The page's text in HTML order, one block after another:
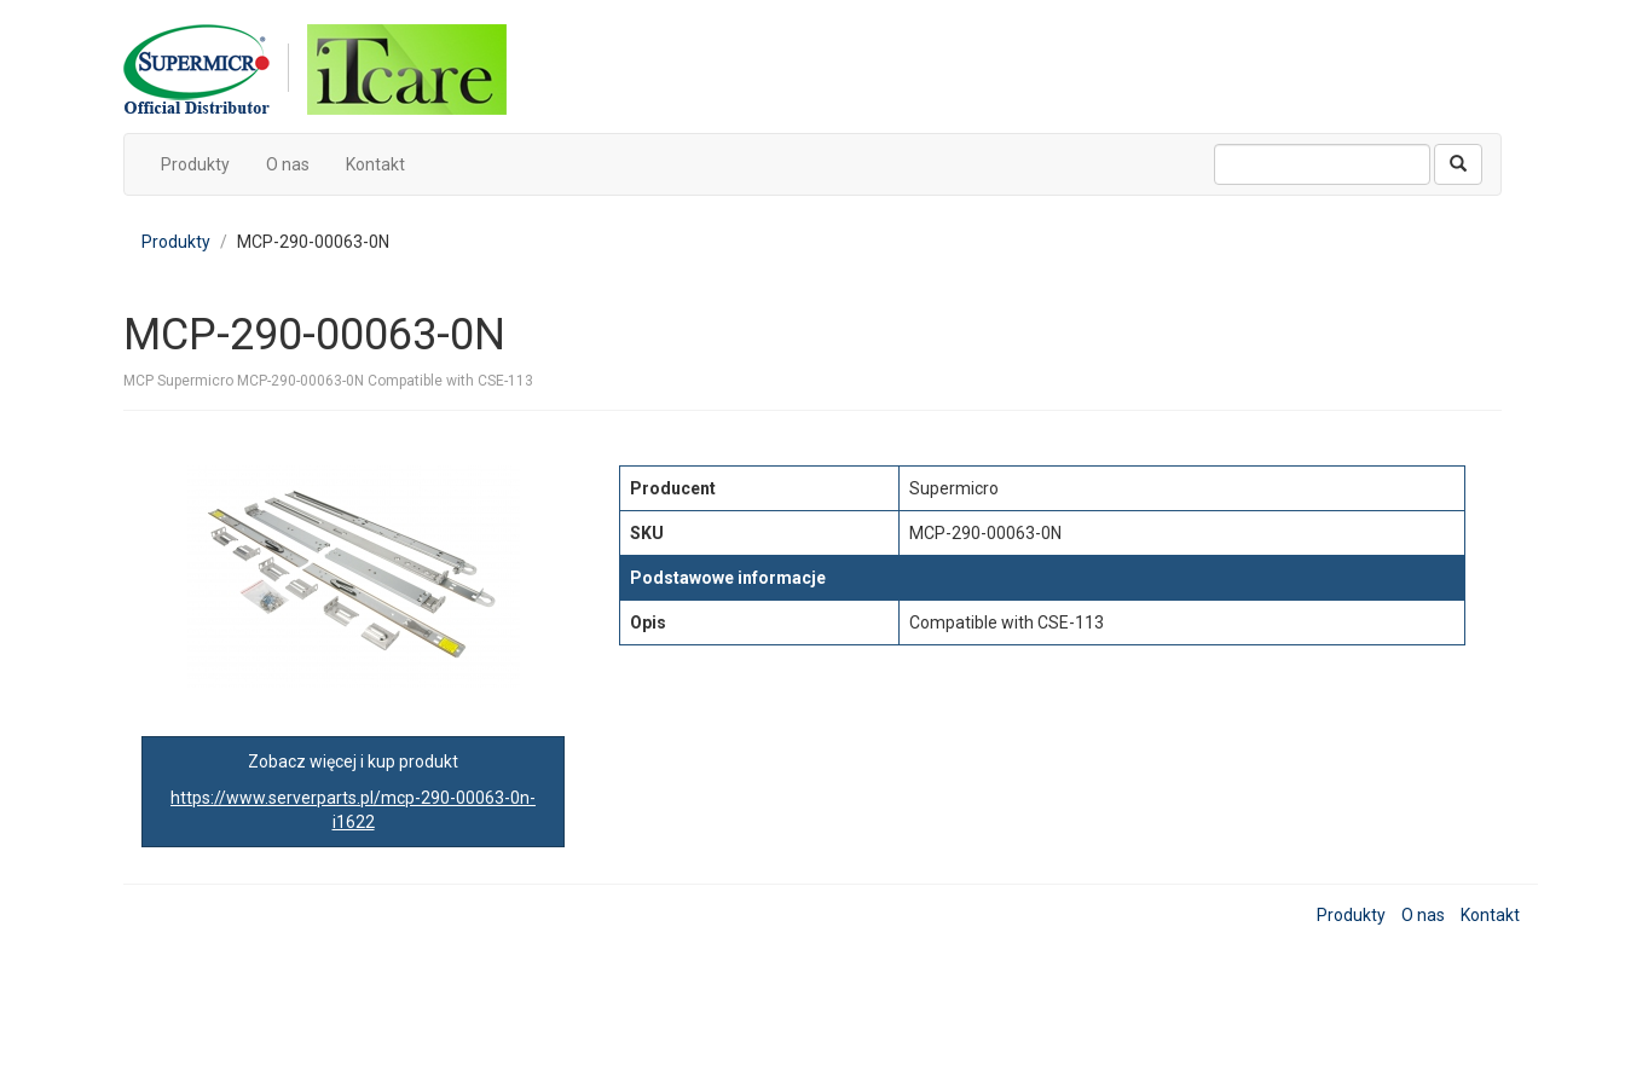
Produkty O nas Kontakt
Produkty MCP-290-00063-0N
MCP-290-00063-0N
MCP Supermicro MCP-290-00063-0N Compatible with CSE-113
Zobacz więcej i kup produkt
https://www.serverparts.pl/mcp-290-00063-0n-
i1622
Producent Supermicro
SKU MCP-290-00063-0N
Podstawowe informacje
Opis Compatible with CSE-113
Produkty O nas Kontakt